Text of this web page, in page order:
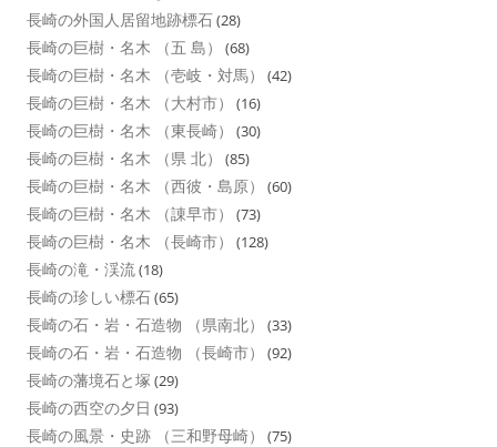
長崎の外国人居留地跡標石(28)
長崎の巨樹・名木 （五 島） (68)
長崎の巨樹・名木 （壱岐・対馬） (42)
長崎の巨樹・名木 （大村市） (16)
長崎の巨樹・名木 （東長崎） (30)
長崎の巨樹・名木 （県 北） (85)
長崎の巨樹・名木 （西彼・島原） (60)
長崎の巨樹・名木 （諌早市） (73)
長崎の巨樹・名木 （長崎市） (128)
長崎の滝・渓流(18)
長崎の珍しい標石(65)
長崎の石・岩・石造物 （県南北） (33)
長崎の石・岩・石造物 （長崎市） (92)
長崎の藩境石と塚 (29)
長崎の西空の夕日 (93)
長崎の風景・史跡 （三和野母崎） (75)